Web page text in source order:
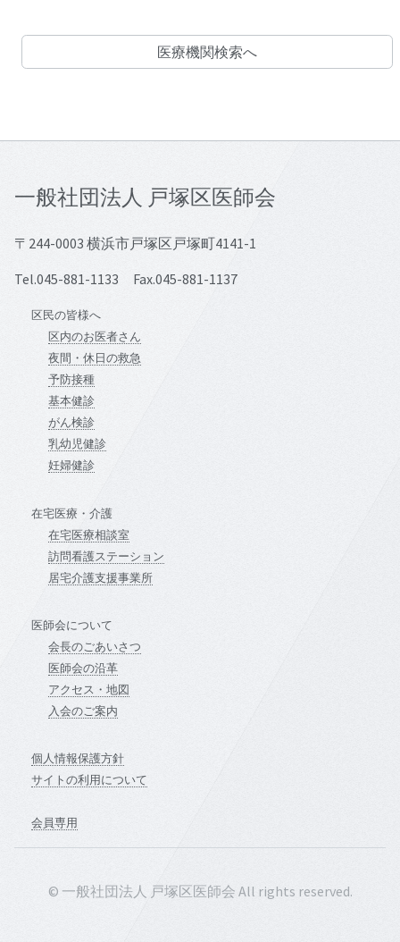
医療機関検索へ
一般社団法人 戸塚区医師会
〒244-0003 横浜市戸塚区戸塚町4141-1
Tel.045-881-1133 Fax.045-881-1137
区民の皆様へ
区内のお医者さん
夜間・休日の救急
予防接種
基本健診
がん検診
乳幼児健診
妊婦健診
在宅医療・介護
在宅医療相談室
訪問看護ステーション
居宅介護支援事業所
医師会について
会長のごあいさつ
医師会の沿革
アクセス・地図
入会のご案内
個人情報保護方針
サイトの利用について
会員専用
© 一般社団法人 戸塚区医師会 All rights reserved.